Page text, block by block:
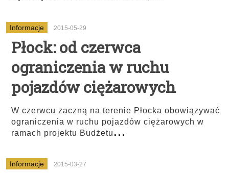
Informacje 2015-05-29
Płock: od czerwca
ograniczenia w ruchu
pojazdów ciężarowych
W czerwcu zaczną na terenie Płocka obowiązywać
ograniczenia w ruchu pojazdów ciężarowych w
ramach projektu Budżetu ...
Informacje 2015-03-27